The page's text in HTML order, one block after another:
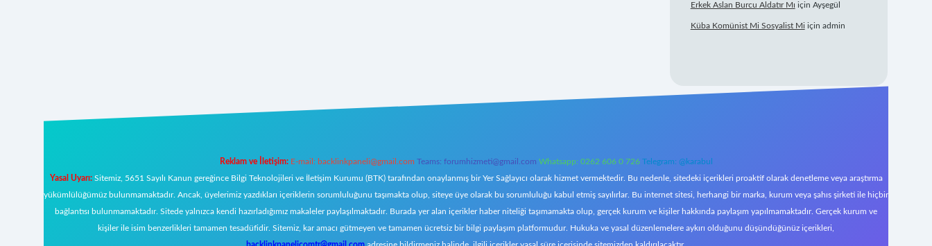
Erkek Aslan Burcu Aldatır Mı için Ayşegül
Küba Komünist Mi Sosyalist Mi için admin
Reklam ve İletişim: E-mail: backlinkpaneli@gmail.com Teams: forumhizmeti@gmail.com Whatsapp: 0262 606 0 726 Telegram: @karabul
Yasal Uyarı:Sitemiz, 5651 Sayılı Kanun gereğince Bilgi Teknolojileri ve İletişim Kurumu (BTK) tarafından onaylanmış bir Yer Sağlayıcı olarak hizmet vermektedir. Bu nedenle, sitedeki içerikleri proaktif olarak denetleme veya araştırma
yükümlülüğümüz bulunmamaktadır. Ancak, üyelerimiz yazdıkları içeriklerin sorumluluğunu taşımakta olup, siteye üye olarak bu sorumluluğu kabul etmiş sayılırlar. Bu internet sitesi, herhangi bir marka, kurum veya şahıs şirketi ile hiçbir
bağlantısı bulunmamaktadır. Sitede yalnızca kendi hazırladığımız makaleler paylaşılmaktadır. Burada yer alan içerikler haber niteliği taşımamakta olup, gerçek kurum ve kişiler hakkında paylaşım yapılmamaktadır. Gerçek kurum ve
kişiler ile isim benzerlikleri tamamen tesadüfidir. Sitemiz, kar amacı gütmeyen ve tamamen ücretsiz bir bilgi paylaşım platformudur. Hukuka ve yasal düzenlemelere aykırı olduğunu düşündüğünüz içerikleri,